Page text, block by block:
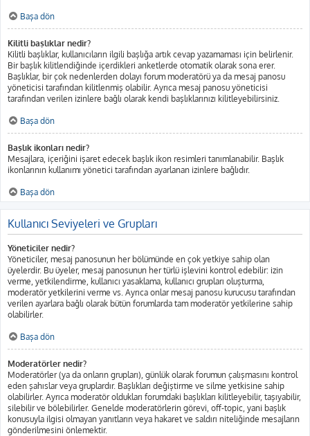
Başa dön
Kilitli başlıklar nedir?
Kilitli başlıklar, kullanıcıların ilgili başlığa artık cevap yazamaması için belirlenir.
Bir başlık kilitlendiğinde içerdikleri anketlerde otomatik olarak sona erer.
Başlıklar, bir çok nedenlerden dolayı forum moderatörü ya da mesaj panosu
yöneticisi tarafından kilitlenmiş olabilir. Ayrıca mesaj panosu yöneticisi
tarafından verilen izinlere bağlı olarak kendi başlıklarınızı kilitleyebilirsiniz.
Başa dön
Başlık ikonları nedir?
Mesajlara, içeriğini işaret edecek başlık ikon resimleri tanımlanabilir. Başlık
ikonlarının kullanımı yönetici tarafından ayarlanan izinlere bağlıdır.
Başa dön
Kullanıcı Seviyeleri ve Grupları
Yöneticiler nedir?
Yöneticiler, mesaj panosunun her bölümünde en çok yetkiye sahip olan
üyelerdir. Bu üyeler, mesaj panosunun her türlü işlevini kontrol edebilir: izin
verme, yetkilendirme, kullanıcı yasaklama, kullanıcı grupları oluşturma,
moderatör yetkilerini verme vs. Ayrıca onlar mesaj panosu kurucusu tarafından
verilen ayarlara bağlı olarak bütün forumlarda tam moderatör yetkilerine sahip
olabilirler.
Başa dön
Moderatörler nedir?
Moderatörler (ya da onların grupları), günlük olarak forumun çalışmasını kontrol
eden şahıslar veya gruplardır. Başlıkları değiştirme ve silme yetkisine sahip
olabilirler. Ayrıca moderatör oldukları forumdaki başlıkları kilitleyebilir, taşıyabilir,
silebilir ve bölebilirler. Genelde moderatörlerin görevi, off-topic, yani başlık
konusuyla ilgisi olmayan yanıtların veya hakaret ve saldırı niteliğinde mesajların
gönderilmesini önlemektir.